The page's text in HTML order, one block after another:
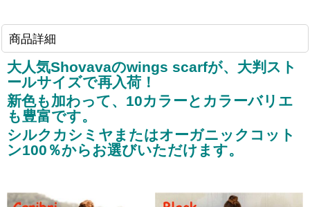
商品詳細
大人気Shovavaのwings scarfが、大判スト
ールサイズで再入荷！
新色も加わって、10カラーとカラーバリエ
も豊富です。
シルクカシミヤまたはオーガニックコット
ン100％からお選びいただけます。